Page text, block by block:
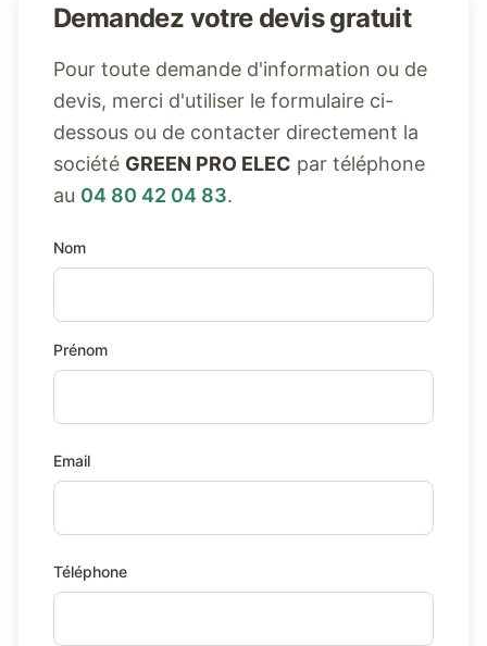
Demandez votre devis gratuit
Pour toute demande d'information ou de
devis, merci d'utiliser le formulaire ci-
dessous ou de contacter directement la
société GREEN PRO ELEC par téléphone
au 04 80 42 04 83.
Nom
Prénom
Email
Téléphone